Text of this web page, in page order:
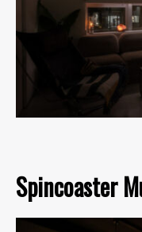
Spincoaster